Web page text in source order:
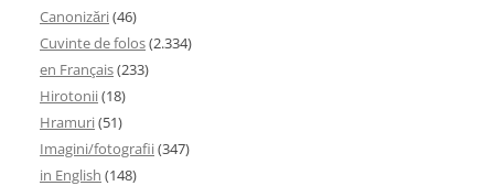
Canonizări(46)
Cuvinte de folos(2.334)
en Français(233)
Hirotonii(18)
Hramuri(51)
Imagini/fotografii(347)
in English (148)